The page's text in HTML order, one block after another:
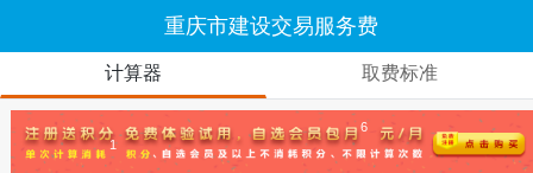
重庆市建设交易服务费
计算器 取费标准
6
1